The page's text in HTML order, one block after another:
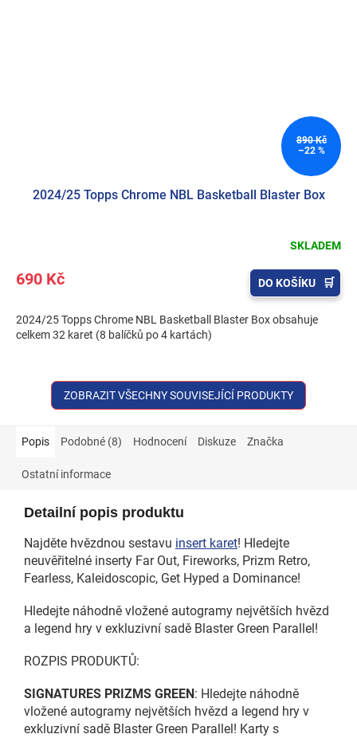
890 Kč
–22 %
2024/25 Topps Chrome NBL Basketball Blaster Box
SKLADEM
690 Kč DO KOŠÍKU
2024/25 Topps Chrome NBL Basketball Blaster Box obsahuje
celkem 32 karet (8 balíčků po 4 kartách)
ZOBRAZIT VŠECHNY SOUVISEJÍCÍ PRODUKTY
Popis Podobné (8) Hodnocení Diskuze Značka
Ostatní informace
Detailní popis produktu
Najděte hvězdnou sestavu insert karet! Hledejte
neuvěřitelné inserty Far Out, Fireworks, Prizm Retro,
Fearless, Kaleidoscopic, Get Hyped a Dominance!
Hledejte náhodně vložené autogramy největších hvězd
a legend hry v exkluzivní sadě Blaster Green Parallel!
ROZPIS PRODUKTŮ:
SIGNATURES PRIZMS GREEN: Hledejte náhodně
vložené autogramy největších hvězd a legend hry v
exkluzivní sadě Blaster Green Parallel! Karty s